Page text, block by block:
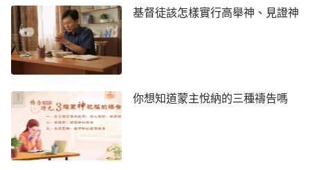
憤，可想到牧師是神設立的，我們也不敢說什麼，最
後實在無法忍受，我和丈夫便離開這裡去了另一家教
會。
那時每當我想到牧師的種種表現心裡就非常困
惑：牧師真是神設立的嗎？順服牧師真是順服神嗎？
不順服真的會受到懲罰嗎？今天看了這個視頻我才對
「牧師都是神所設立的，順服牧師長老就是順服神，
基督徒該怎樣實行高舉神、見證神
你想知道蒙主悅納的三種禱告嗎